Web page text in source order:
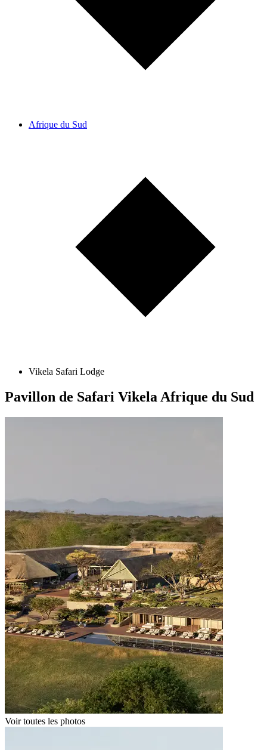
Afrique du Sud
Vikela Safari Lodge
Pavillon de Safari VikelaAfrique du Sud
Voir toutes les photos